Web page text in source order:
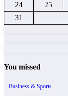
24
25
31
You missed
Business & Sports